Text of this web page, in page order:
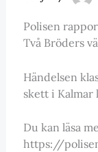
Polisen
Två Bröders
Händelsen
skett i Kalmar
Du kan läsa
https://